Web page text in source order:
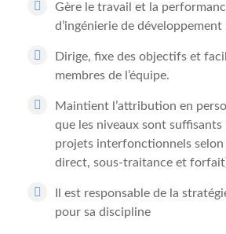
Gère le travail et la
d’ingénierie de
Dirige, fixe des objectifs et
membres de l’équipe.
Maintient l’attribution en
que les niveaux sont
projets interfonctionnels selon
direct, sous-traitance et
Il est responsable de la
pour sa discipline